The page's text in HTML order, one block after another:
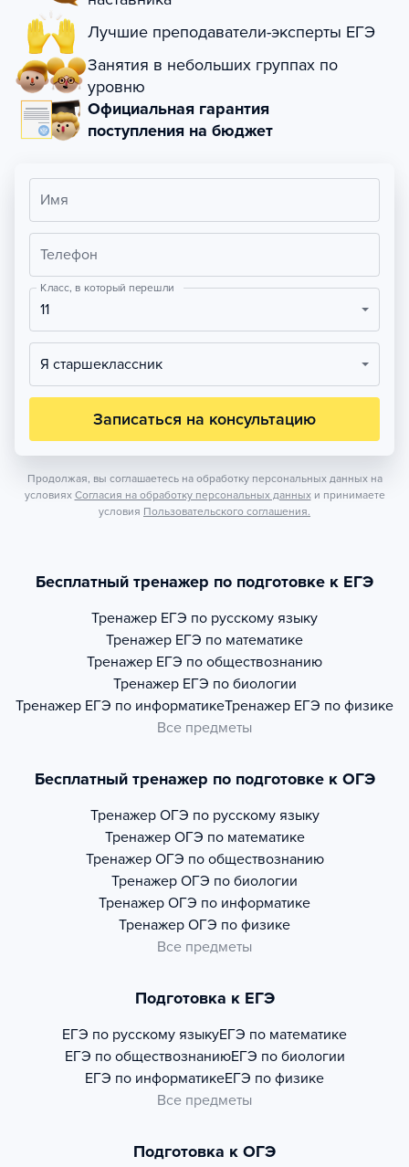
Лучшие преподаватели-эксперты ЕГЭ
Занятия в небольших группах по
уровню
Официальная гарантия
поступления на бюджет
Имя
Телефон
Класс, в который перешли
11
Я старшеклассник
Записаться на консультацию
Продолжая, вы соглашаетесь на обработку персональных данных на
условиях Согласия на обработку персональных данных и принимаете
условия Пользовательского соглашения.
Бесплатный тренажер по подготовке к ЕГЭ
Тренажер ЕГЭ по русскому языку
Тренажер ЕГЭ по математике
Тренажер ЕГЭ по обществознанию
Тренажер ЕГЭ по биологии
Тренажер ЕГЭ по информатикеТренажер ЕГЭ по физике
Все предметы
Бесплатный тренажер по подготовке к ОГЭ
Тренажер ОГЭ по русскому языку
Тренажер ОГЭ по математике
Тренажер ОГЭ по обществознанию
Тренажер ОГЭ по биологии
Тренажер ОГЭ по информатике
Тренажер ОГЭ по физике
Все предметы
Подготовка к ЕГЭ
ЕГЭ по русскому языкуЕГЭ по математике
ЕГЭ по обществознаниюЕГЭ по биологии
ЕГЭ по информатикеЕГЭ по физике
Все предметы
Подготовка к ОГЭ